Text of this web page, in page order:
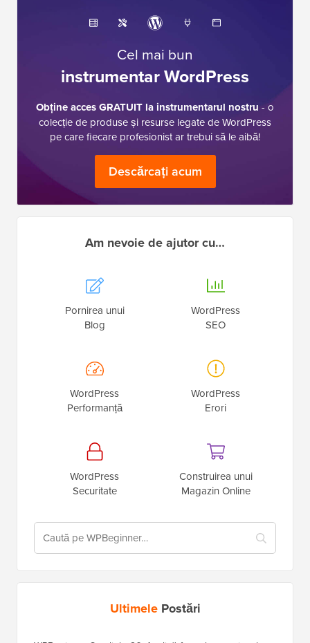
Cel mai bun
instrumentar WordPress
Obține acces GRATUIT la instrumentarul nostru - o
colecție de produse și resurse legate de WordPress
pe care fiecare profesionist ar trebui să le aibă!
Descărcați acum
Am nevoie de ajutor cu…
Pornirea unui
Blog
WordPress
SEO
WordPress
Performanță
WordPress
Erori
WordPress
Securitate
Construirea unui
Magazin Online
UltimelePostări